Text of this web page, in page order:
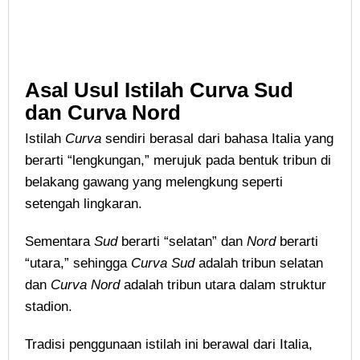
Asal Usul Istilah Curva Sud
dan Curva Nord
Istilah Curva sendiri berasal dari bahasa Italia yang
berarti “lengkungan,” merujuk pada bentuk tribun di
belakang gawang yang melengkung seperti
setengah lingkaran.
Sementara Sudberarti “selatan” dan Nordberarti
“utara,” sehingga Curva Sudadalah tribun selatan
dan Curva Nordadalah tribun utara dalam struktur
stadion.
Tradisi penggunaan istilah ini berawal dari Italia,